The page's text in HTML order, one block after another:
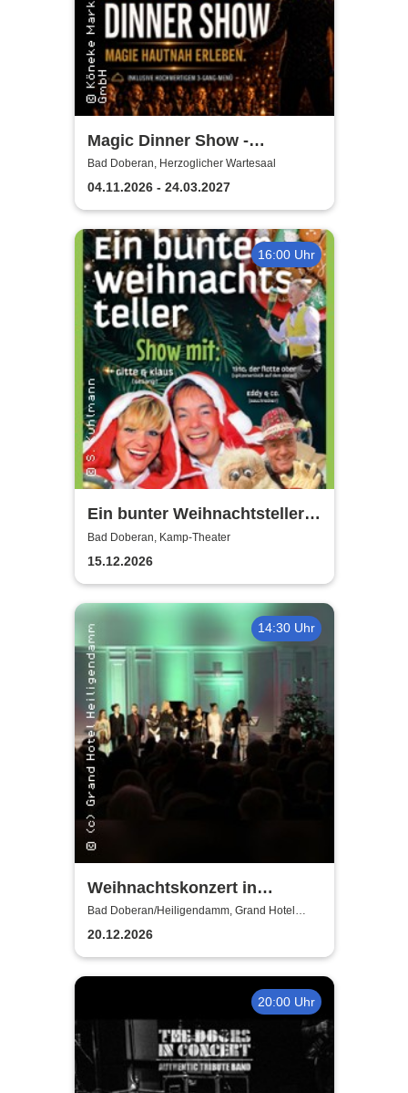
Magic Dinner Show -
Exklusive
Erlebnisgastronomie | Seit 14
Jahren & über 500 Magic
Dinner Shows
Bad Doberan, Herzoglicher Wartesaal
04.11.2026 - 24.03.2027
16:00 Uhr
Ein bunter Weihnachtsteller
mit Gitte & Klaus, Eddy & Co
Bad Doberan, Kamp-Theater
15.12.2026
14:30 Uhr
Weihnachtskonzert in
Heiligendamm - Talente der
Young Academy Rostock
Bad Doberan/Heiligendamm, Grand Hotel
Heiligendamm
20.12.2026
20:00 Uhr